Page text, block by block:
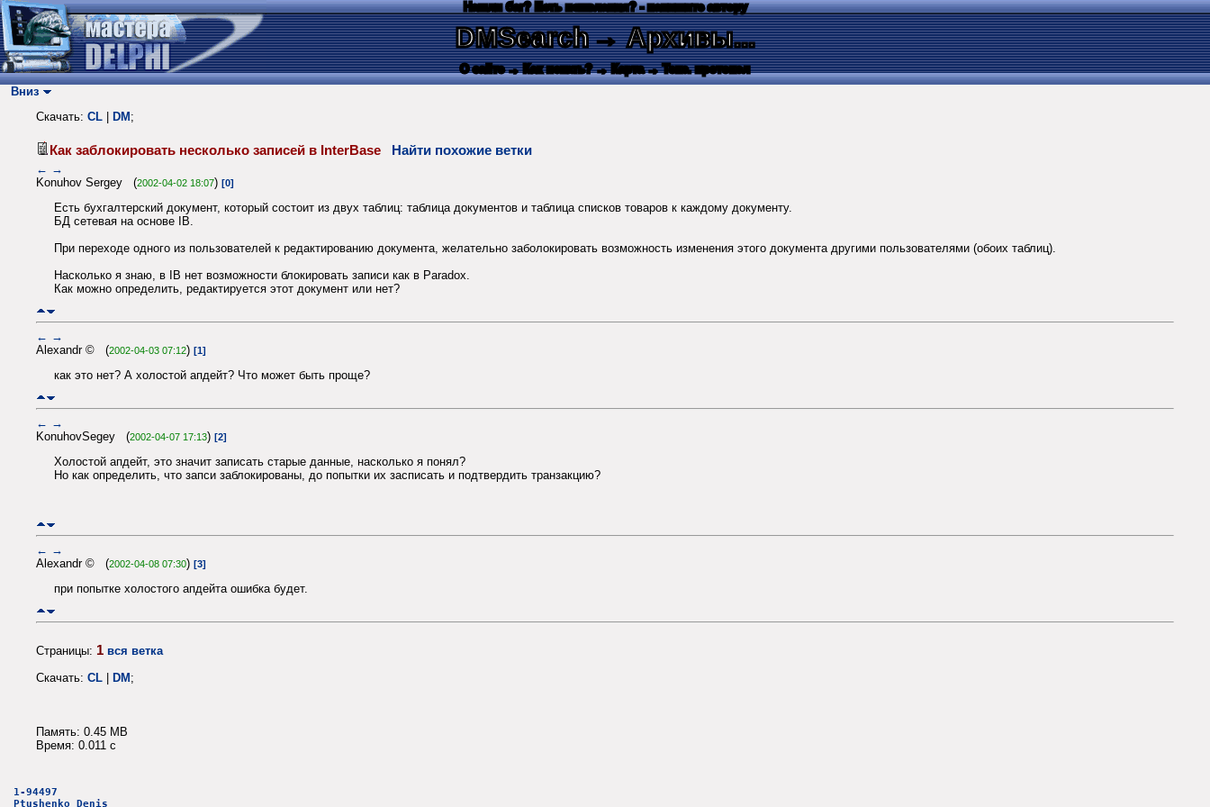
Нашли баг? Есть пожелания? - напишите автору
DMSearch→ Архивы...
О сайте → Как искать? → Карта → Текс. протокол
Вниз
Скачать: CL DM ;
Как заблокировать несколько записей в InterBase Найти похожие ветки
← →
Konuhov Sergey (2002-04-02 18:07) [0]
Есть бухгалтерский документ, который состоит из двух таблиц: таблица документов и таблица списков товаров к каждому документу.
БД сетевая на основе IB.
При переходе одного из пользователей к редактированию документа, желательно заболокировать возможность изменения этого документа другими пользователями (обоих таблиц).
Насколько я знаю, в IB нет возможности блокировать записи как в Paradox.
Как можно определить, редактируется этот документ или нет?
← →
Alexandr © (2002-04-03 07:12) [1]
как это нет? А холостой апдейт? Что может быть проще?
← →
KonuhovSegey (2002-04-07 17:13) [2]
Холостой апдейт, это значит записать старые данные, насколько я понял?
Но как определить, что запси заблокированы, до попытки их засписать и подтвердить транзакцию?
← →
Alexandr © (2002-04-08 07:30) [3]
при попытке холостого апдейта ошибка будет.
Страницы: 1 вся ветка
Скачать: CL | DM;
Память: 0.45 MB
Время: 0.011 c
1-94497
Ptushenko Denis